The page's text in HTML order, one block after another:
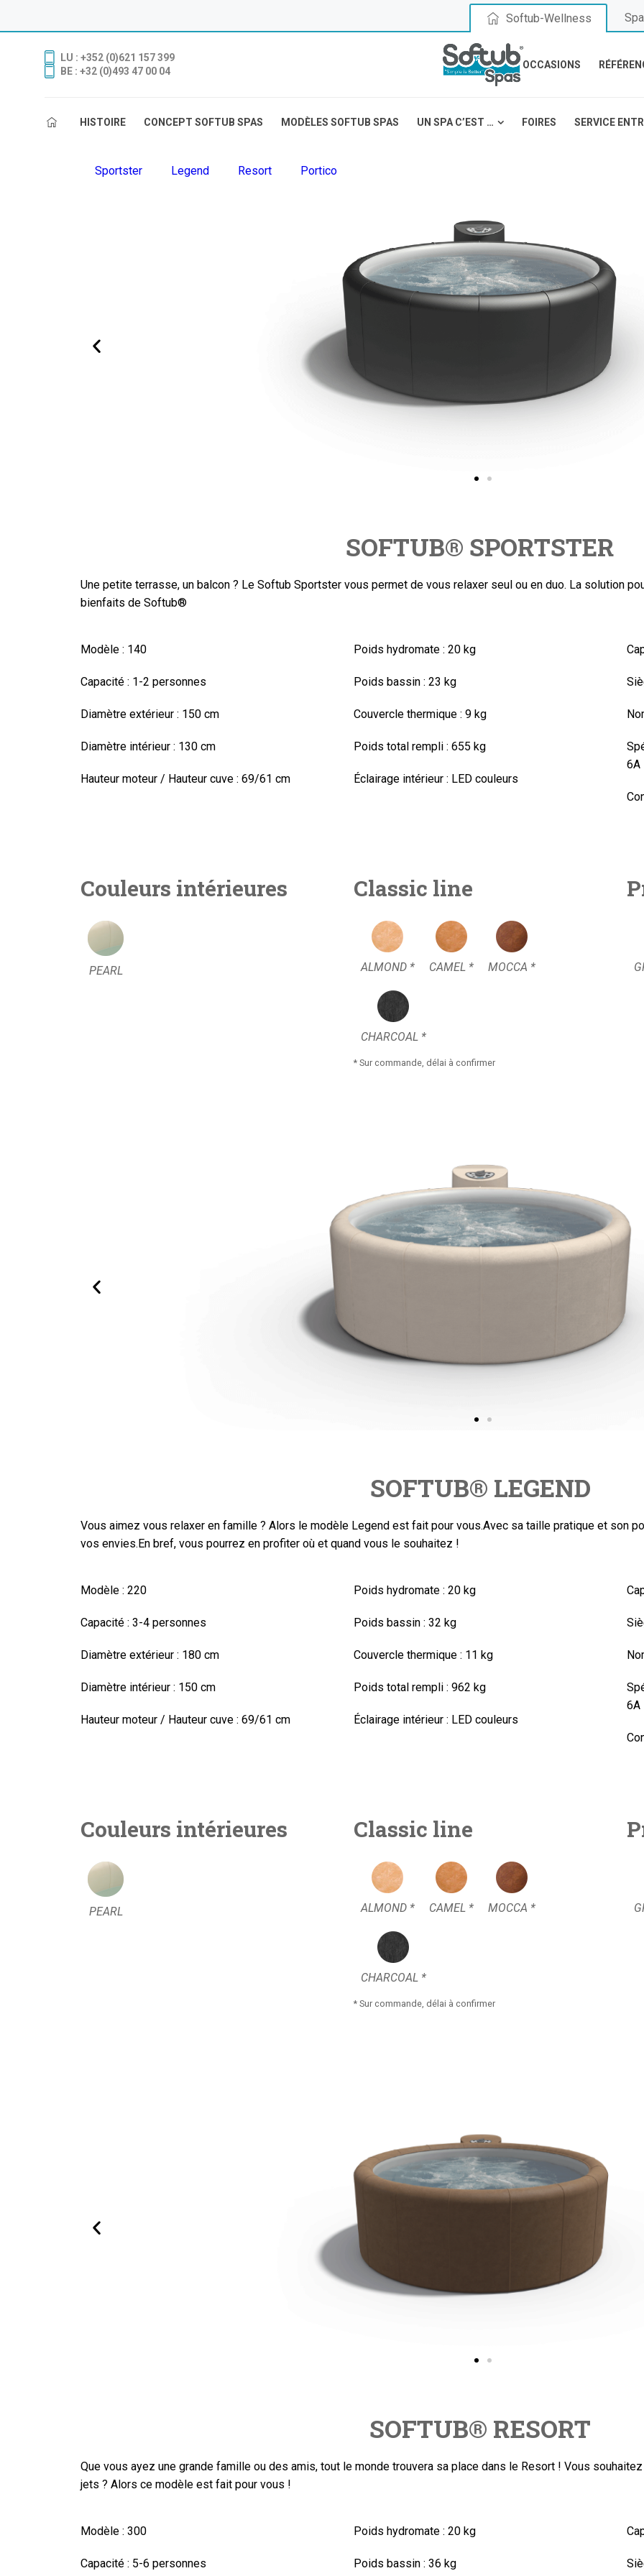
Softub-Wellness
LU : +352 (0)621 157 399
BE : +32 (0)493 47 00 04
OCCASIONS
HISTOIRE CONCEPT SOFTUB SPAS MODÈLES SOFTUB SPAS UN SPA C’EST … FOIRES SERVICE
Sportster Legend Resort Portico
SOFTUB® SPORTSTER
Une petite terrasse, un balcon ? Le Softub Sportster vous permet de vous relaxer seul ou en duo. La solution
bienfaits de Softub®
Modèle : 140
Capacité : 1-2 personnes
Diamètre extérieur : 150 cm
Diamètre intérieur : 130 cm
Hauteur moteur / Hauteur cuve : 69/61 cm
Poids hydromate : 20 kg
Poids bassin : 23 kg
Couvercle thermique : 9 kg
Poids total rempli : 655 kg
Éclairage intérieur : LED couleurs
6A
Couleurs intérieures
PEARL
Classic line
ALMOND * CAMEL * MOCCA *
CHARCOAL *
* Sur commande, délai à confirmer
SOFTUB® LEGEND
Vous aimez vous relaxer en famille ? Alors le modèle Legend est fait pour vous.Avec sa taille pratique et son
vos envies.En bref, vous pourrez en profiter où et quand vous le souhaitez !
Modèle : 220
Capacité : 3-4 personnes
Diamètre extérieur : 180 cm
Diamètre intérieur : 150 cm
Hauteur moteur / Hauteur cuve : 69/61 cm
Poids hydromate : 20 kg
Poids bassin : 32 kg
Couvercle thermique : 11 kg
Poids total rempli : 962 kg
Éclairage intérieur : LED couleurs
6A
Couleurs intérieures
PEARL
Classic line
ALMOND * CAMEL * MOCCA *
CHARCOAL *
* Sur commande, délai à confirmer
SOFTUB® RESORT
Que vous ayez une grande famille ou des amis, tout le monde trouvera sa place dans le Resort ! Vous
jets ? Alors ce modèle est fait pour vous !
Modèle : 300
Capacité : 5-6 personnes
Poids hydromate : 20 kg
Poids bassin : 36 kg